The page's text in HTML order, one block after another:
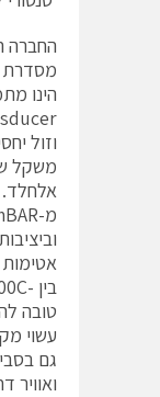
החברה
וזול
אלחלד.
טובה
עשוי
גם
ואוויר